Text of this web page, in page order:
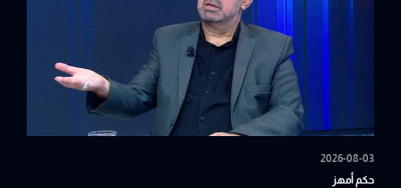
2026-08-03
حكم أمهز